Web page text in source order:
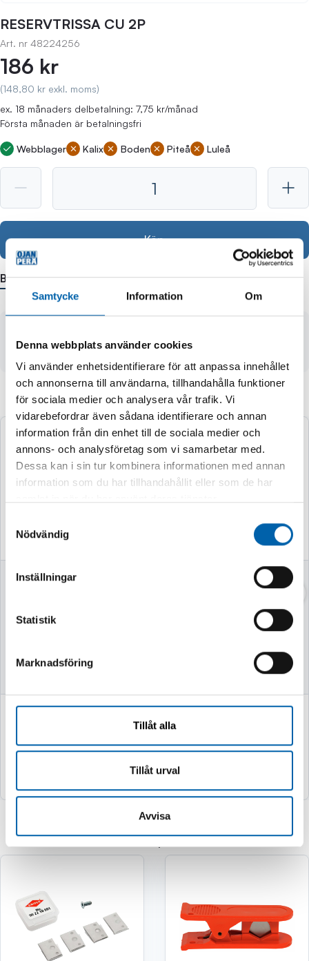
Samtycke Information Om
Denna webbplats använder cookies
Vi använder enhetsidentifierare för att anpassa innehållet
och annonserna till användarna, tillhandahålla funktioner
för sociala medier och analysera vår trafik. Vi
vidarebefordrar även sådana identifierare och annan
information från din enhet till de sociala medier och
annons- och analysföretag som vi samarbetar med.
Dessa kan i sin tur kombinera informationen med annan
information som du har tillhandahållit eller som de har
Nödvändig
Inställningar
Statistik
Marknadsföring
Tillåt alla
Tillåt urval
Avvisa
RESERVTRISSA CU 2P
Art. nr 48224256
186 kr
(148,80 kr exkl. moms)
ex. 18 månaders delbetalning: 7,75 kr/månad
Första månaden är betalningsfri
Webblager Kalix Boden Piteå Luleå
Köp
Beskrivning
- 2 st / förpackning
Andra köpte även
VASSKLIPPARE
VEDKLYV 7TON
52CM MED STATIV
Relaterade produkter